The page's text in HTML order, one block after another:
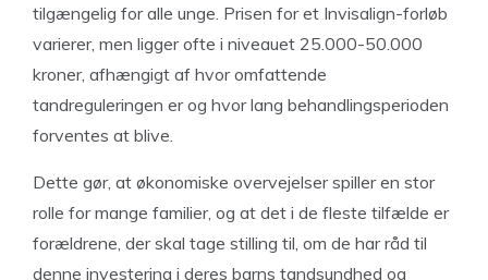
tilgængelig for alle unge. Prisen for et Invisalign-forløb
varierer, men ligger ofte i niveauet 25.000-50.000
kroner, afhængigt af hvor omfattende
tandreguleringen er og hvor lang behandlingsperioden
forventes at blive.
Dette gør, at økonomiske overvejelser spiller en stor
rolle for mange familier, og at det i de fleste tilfælde er
forældrene, der skal tage stilling til, om de har råd til
denne investering i deres barns tandsundhed og